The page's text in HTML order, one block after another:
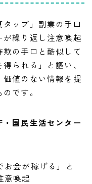
ップ」副業の手口
繰り返し注意喚起
の手口と酷似して
られる」と謳い、
値のない情報を提
です。
国民生活センター
お金が稼げる」と
意喚起